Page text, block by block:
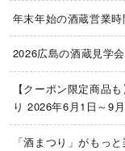
年末年始の酒蔵営業時
2026広島の酒蔵見学
【クーポン限定商品
り 2026年6月1日～9
「酒まつり」がもっ